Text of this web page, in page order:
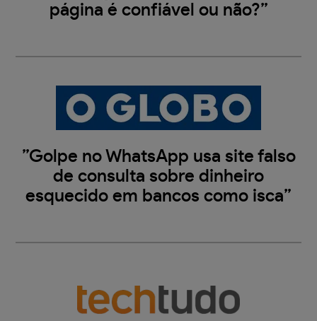
página é confiável ou não?”
”Golpe no WhatsApp usa site falso
de consulta sobre dinheiro
esquecido em bancos como isca”